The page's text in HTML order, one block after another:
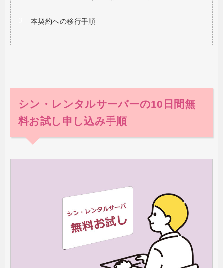
本契約への移行手順
シン・レンタルサーバーの10日間無
料お試し申し込み手順